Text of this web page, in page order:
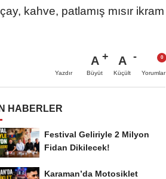
kahve, patlamış mısır ikram
Yazdır
A
Büyüt
A
Küçült Yorumlar
HABERLER
Festival Geliriyle 2 Milyon
Fidan Dikilecek!
Karaman’da Motosiklet